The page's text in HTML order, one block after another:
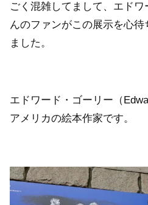
ごく混雑してまして、エド
んのファンがこの展示を心待
ました。
エドワード・ゴーリー（
アメリカの絵本作家です。